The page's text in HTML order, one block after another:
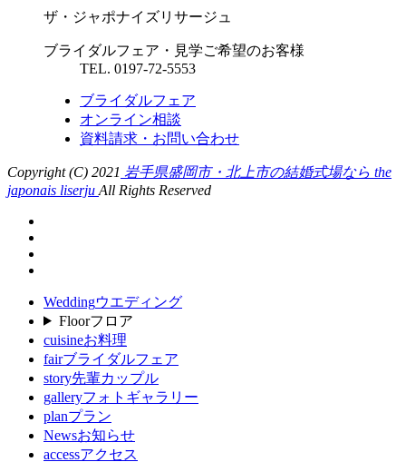
ザ・ジャポナイズリサージュ
ブライダルフェア・見学ご希望のお客様
TEL. 0197-72-5553
ブライダルフェア
オンライン相談
資料請求・お問い合わせ
Copyright (C) 2021 岩手県盛岡市・北上市の結婚式場なら the
japonais liserju All Rights Reserved
Weddingウエディング
Floorフロア
cuisineお料理
fairブライダルフェア
story先輩カップル
galleryフォトギャラリー
planプラン
Newsお知らせ
accessアクセス